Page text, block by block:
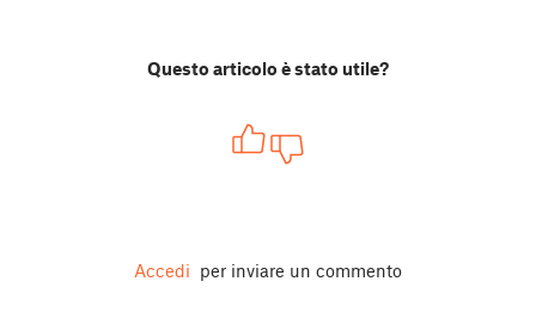
Questo articolo è stato utile?
Accedi per inviare un commento